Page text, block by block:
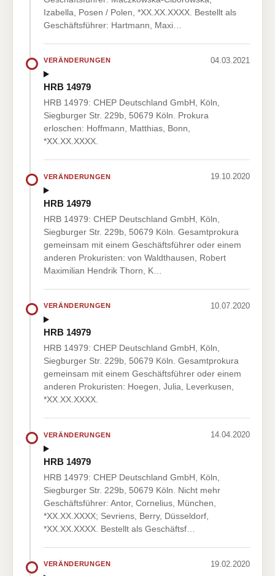
Izabella, Posen / Polen, *XX.XX.XXXX. Bestellt als
Geschäftsführer: Hartmann, Maxi…
VERÄNDERUNGEN 04.03.2021
HRB 14979
HRB 14979: CHEP Deutschland GmbH, Köln,
Siegburger Str. 229b, 50679 Köln. Prokura
erloschen: Hoffmann, Matthias, Bonn,
*XX.XX.XXXX.
VERÄNDERUNGEN 19.10.2020
HRB 14979
HRB 14979: CHEP Deutschland GmbH, Köln,
Siegburger Str. 229b, 50679 Köln. Gesamtprokura
gemeinsam mit einem Geschäftsführer oder einem
anderen Prokuristen: von Waldthausen, Robert
Maximilian Hendrik Thorn, K…
VERÄNDERUNGEN 10.07.2020
HRB 14979
HRB 14979: CHEP Deutschland GmbH, Köln,
Siegburger Str. 229b, 50679 Köln. Gesamtprokura
gemeinsam mit einem Geschäftsführer oder einem
anderen Prokuristen: Hoegen, Julia, Leverkusen,
*XX.XX.XXXX.
VERÄNDERUNGEN 14.04.2020
HRB 14979
HRB 14979: CHEP Deutschland GmbH, Köln,
Siegburger Str. 229b, 50679 Köln. Nicht mehr
Geschäftsführer: Antor, Cornelius, München,
*XX.XX.XXXX; Sevriens, Berry, Düsseldorf,
*XX.XX.XXXX. Bestellt als Geschäftsf…
VERÄNDERUNGEN 19.02.2020